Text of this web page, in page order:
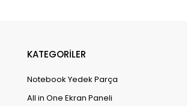
KATEGORİLER
Notebook Yedek Parça
All in One Ekran Paneli